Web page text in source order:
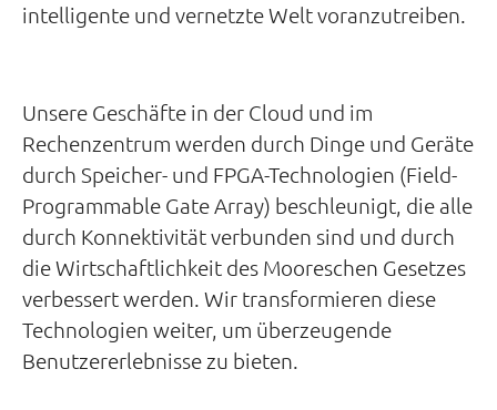
intelligente und vernetzte Welt voranzutreiben.
Unsere Geschäfte in der Cloud und im
Rechenzentrum werden durch Dinge und Geräte
durch Speicher- und FPGA-Technologien (Field-
Programmable Gate Array) beschleunigt, die alle
durch Konnektivität verbunden sind und durch
die Wirtschaftlichkeit des Mooreschen Gesetzes
verbessert werden. Wir transformieren diese
Technologien weiter, um überzeugende
Benutzererlebnisse zu bieten.